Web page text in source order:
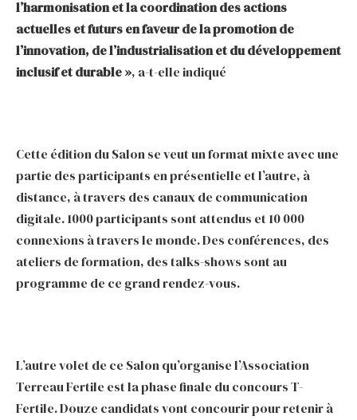
l’harmonisation et la coordination des actions
actuelles et futurs en faveur de la promotion de
l’innovation, de l’industrialisation et du développement
inclusif et durable », a-t-elle indiqué
Cette édition du Salon se veut un format mixte avec une
partie des participants en présentielle et l’autre, à
distance, à travers des canaux de communication
digitale. 1000 participants sont attendus et 10 000
connexions à travers le monde. Des conférences, des
ateliers de formation, des talks-shows sont au
programme de ce grand rendez-vous.
L’autre volet de ce Salon qu’organise l’Association
Terreau Fertile est la phase finale du concours T-
Fertile. Douze candidats vont concourir pour retenir à